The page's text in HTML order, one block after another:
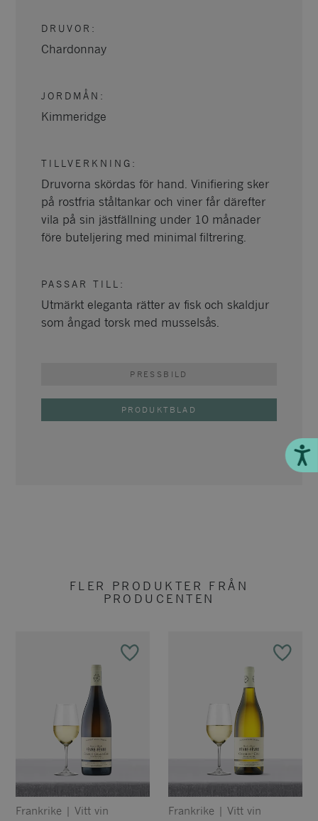
DRUVOR :
Chardonnay
JORDMÅN :
Kimmeridge
TILLVERKNING :
Druvorna skördas för hand. Vinifiering sker
på rostfria ståltankar och viner får därefter
vila på sin jästfällning under 10 månader
före buteljering med minimal filtrering.
PASSAR TILL :
Utmärkt eleganta rätter av fisk och skaldjur
som ångad torsk med musselsås.
PRESSBILD
PRODUKTBLAD
FLER PRODUKTER FRÅN
PRODUCENTEN
Frankrike |Vitt vin Frankrike |Vitt vin